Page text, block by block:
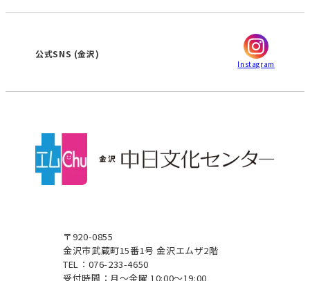
津
〒920-0855
金沢市武蔵町15番1号 金沢エムザ2階
TEL：076-233-4650
受付時間： 月～金曜 10:00～19:00
公式SNS (金沢)
Instagram